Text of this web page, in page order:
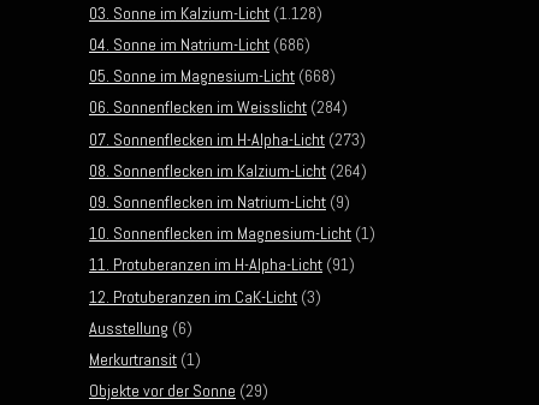
03. Sonne im Kalzium-Licht (1.128)
04. Sonne im Natrium-Licht (686)
05. Sonne im Magnesium-Licht (668)
06. Sonnenflecken im Weisslicht (284)
07. Sonnenflecken im H-Alpha-Licht (273)
08. Sonnenflecken im Kalzium-Licht (264)
09. Sonnenflecken im Natrium-Licht (9)
10. Sonnenflecken im Magnesium-Licht (1)
11. Protuberanzen im H-Alpha-Licht (91)
12. Protuberanzen im CaK-Licht (3)
Ausstellung (6)
Merkurtransit (1)
Objekte vor der Sonne (29)